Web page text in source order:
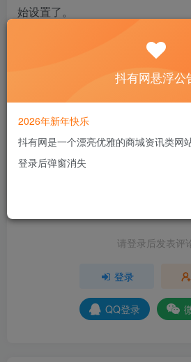
始设置了。
没有办法保存BIOS设置么？ 好麻烦
+6
请登录后发表评
登录
QQ登录
抖有网悬浮公
2026年新年快乐
抖有网是一个漂亮优雅的商城资讯类网
登录后弹窗消失